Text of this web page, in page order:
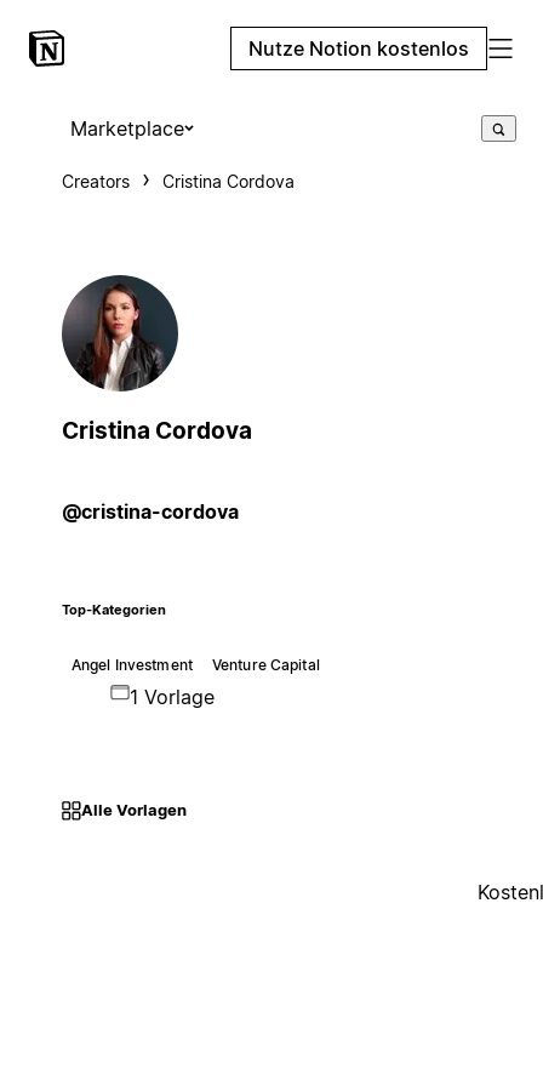
Nutze Notion kostenlos
Marketplace
Creators Cristina Cordova
Cristina Cordova
@cristina-cordova
Top-Kategorien
Angel Investment Venture Capital
1 Vorlage
Alle Vorlagen